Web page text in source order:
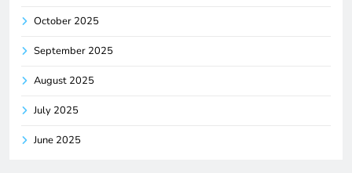
October 2025
September 2025
August 2025
July 2025
June 2025